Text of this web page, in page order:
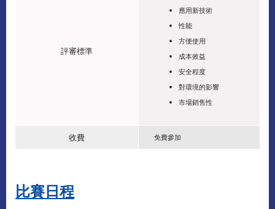
評審標準
應用新技術
性能
方便使用
成本效益
安全程度
對環境的影響
市場銷售性
收費 免費參加
比賽日程